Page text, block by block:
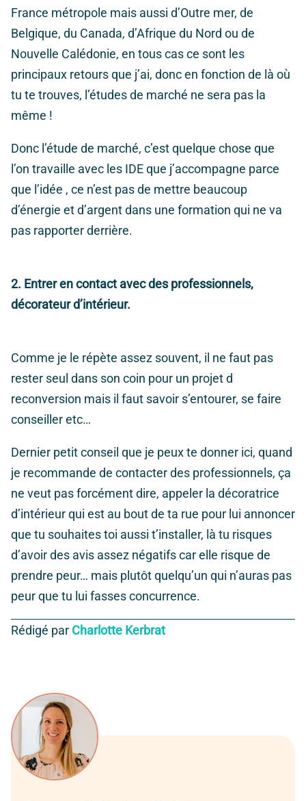
France métropole mais aussi d’Outre mer, de
Belgique, du Canada, d’Afrique du Nord ou de
Nouvelle Calédonie, en tous cas ce sont les
principaux retours que j’ai, donc en fonction de là où
tu te trouves, l’études de marché ne sera pas la
même !
Donc l’étude de marché, c’est quelque chose que
l’on travaille avec les IDE que j’accompagne parce
que l’idée , ce n’est pas de mettre beaucoup
d’énergie et d’argent dans une formation qui ne va
pas rapporter derrière.
2. Entrer en contact avec des professionnels,
décorateur d’intérieur.
Comme je le répète assez souvent, il ne faut pas
rester seul dans son coin pour un projet d
reconversion mais il faut savoir s’entourer, se faire
conseiller etc…
Dernier petit conseil que je peux te donner ici, quand
je recommande de contacter des professionnels, ça
ne veut pas forcément dire, appeler la décoratrice
d’intérieur qui est au bout de ta rue pour lui annoncer
que tu souhaites toi aussi t’installer, là tu risques
d’avoir des avis assez négatifs car elle risque de
prendre peur… mais plutôt quelqu’un qui n’auras pas
peur que tu lui fasses concurrence.
Rédigé par Charlotte Kerbrat